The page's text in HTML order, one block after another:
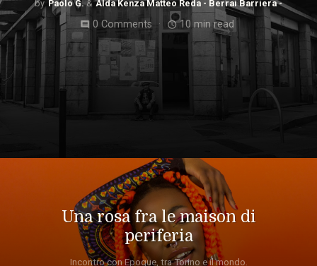
Paolo G. Alda Kenza Matteo Reda - Berrai Barriera -
comment 0 Comments access_time10 min read
Una rosa fra le maison di
periferia
Incontro con Epoque, tra Torino e il mondo.